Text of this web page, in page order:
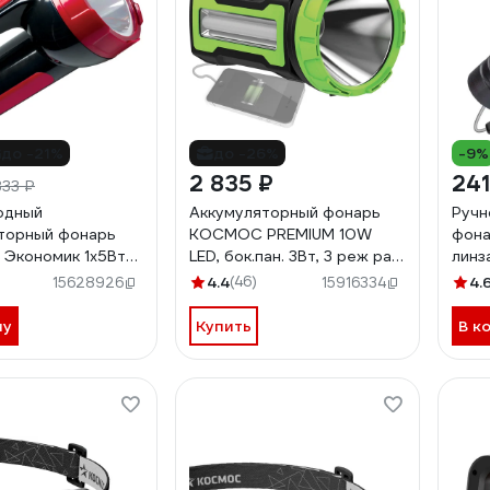
₽
фонарь
1х5Вт
220В 452439
15628926
2 835 ₽
Аккумуляторный фонарь
КОСМОС PREMIUM 10W
LED, бок.пан. 3Вт, 3 реж раб,
479993 KOSAccu9110WUSB
4.4(46) 15916334
Купить
-9%
В